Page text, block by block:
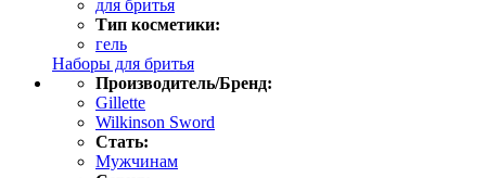
для бритья
Тип косметики:
гель
Наборы для бритья
Производитель/Бренд:
Gillette
Wilkinson Sword
Стать:
Мужчинам